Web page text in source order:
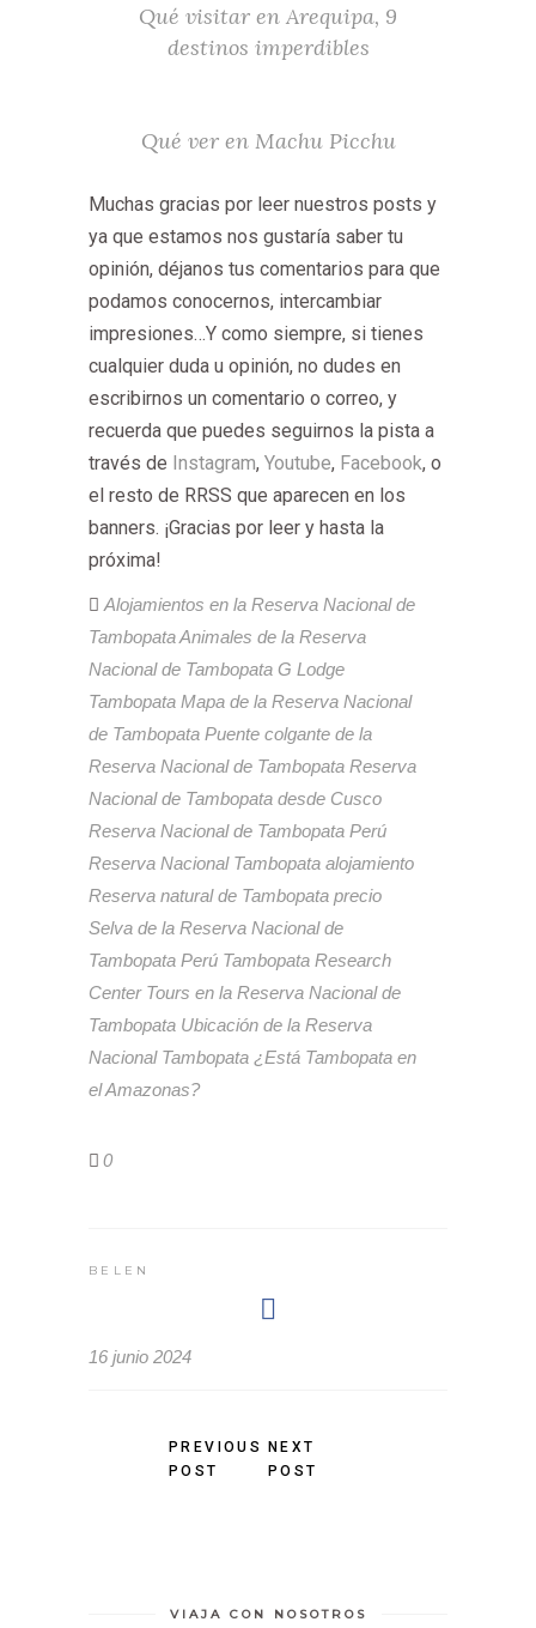
Qué visitar en Arequipa, 9
destinos imperdibles
Qué ver en Machu Picchu
Muchas gracias por leer nuestros posts y
ya que estamos nos gustaría saber tu
opinión, déjanos tus comentarios para que
podamos conocernos, intercambiar
impresiones…Y como siempre, si tienes
cualquier duda u opinión, no dudes en
escribirnos un comentario o correo, y
recuerda que puedes seguirnos la pista a
través de Instagram, Youtube, Facebook, o
el resto de RRSS que aparecen en los
banners. ¡Gracias por leer y hasta la
próxima!
Alojamientos en la Reserva Nacional de
TambopataAnimales de la Reserva
Nacional de Tambopata G Lodge
Tambopata Mapa de la Reserva Nacional
de Tambopata Puente colgante de la
Reserva Nacional de Tambopata Reserva
Nacional de Tambopata desde Cusco
Reserva Nacional de Tambopata Perú
Reserva Nacional Tambopata alojamiento
Reserva natural de Tambopata precio
Selva de la Reserva Nacional de
Tambopata Perú Tambopata Research
Center Tours en la Reserva Nacional de
Tambopata Ubicación de la Reserva
Nacional Tambopata ¿Está Tambopata en
el Amazonas?
0
BELEN
16 junio 2024
PREVIOUS
POST
NEXT
POST
VIAJA CON NOSOTROS